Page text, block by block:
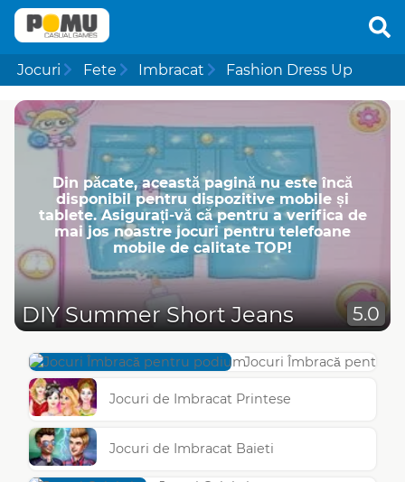
Jocuri Fete Imbracat Fashion Dress Up
Din păcate, această pagină nu este încă
disponibil pentru dispozitive mobile și
tablete. Asigurați-vă că pentru a verifica de
mai jos noastre jocuri pentru telefoane
mobile de calitate TOP!
DIY Summer Short Jeans 5.0
Jocuri Îmbracă pentru
Jocuri de Imbracat Printese
Jocuri de Imbracat Baieti